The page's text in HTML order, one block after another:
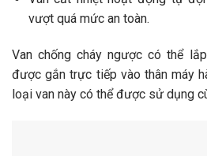
vượt quá mức an toàn.
Van chống cháy ngược có thể
được gắn trực tiếp vào thân máy
loại van này có thể được sử dụng